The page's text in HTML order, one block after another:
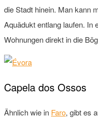
die Stadt hinein. Man kann
Aquädukt entlang laufen. In
Wohnungen direkt in die
Capela dos Ossos
Ähnlich wie in Faro, gibt es